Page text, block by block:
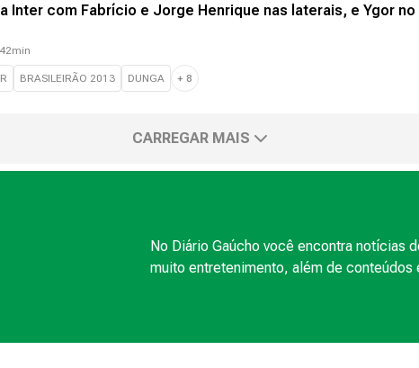
Inter com Fabrício e Jorge Henrique nas laterais, e Ygor no
BRASILEIRÃO 2013 DUNGA + 8
CARREGAR MAIS
No Diário Gaúcho você encontra notícias
muito entretenimento, além de